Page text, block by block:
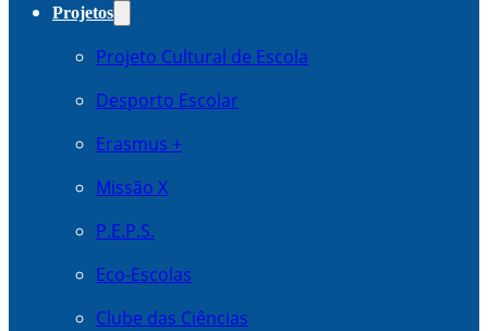
Projetos
Projeto Cultural de Escola
Desporto Escolar
Erasmus +
Missão X
P.E.P.S.
Eco-Escolas
Clube das Ciências